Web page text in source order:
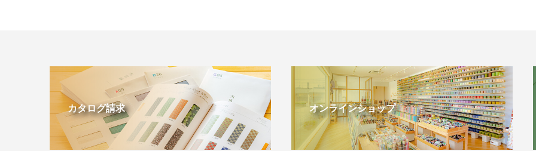
カタログ請求 オンラインショップ